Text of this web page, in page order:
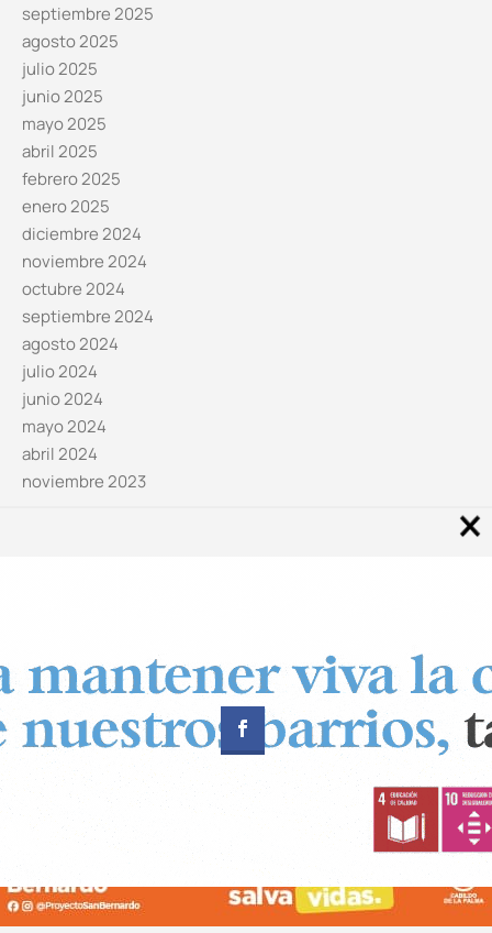
septiembre 2025
agosto 2025
julio 2025
junio 2025
mayo 2025
abril 2025
febrero 2025
enero 2025
diciembre 2024
noviembre 2024
octubre 2024
septiembre 2024
agosto 2024
julio 2024
junio 2024
mayo 2024
abril 2024
noviembre 2023
© Copyright 2024 Canal 11 La Palma.